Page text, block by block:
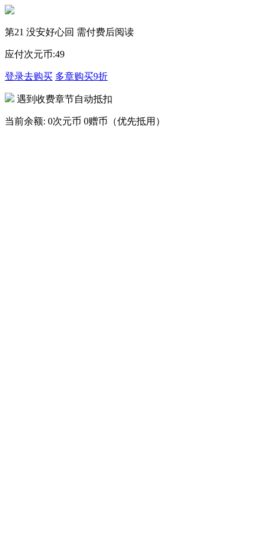
第21 没安好心回 需付费后阅读
应付次元币:49
登录去购买 多章购买9折
遇到收费章节自动抵扣
当前余额: 0次元币 0赠币（优先抵用）